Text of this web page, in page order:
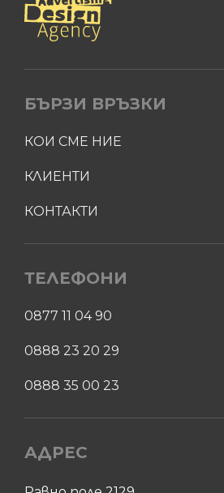
БЪРЗИ ВРЪЗКИ
КОИ СМЕ НИЕ
КЛИЕНТИ
КОНТАКТИ
ТЕЛЕФОНИ
0877 11 04 90
0888 23 20 29
0888 35 00 23
АДРЕС